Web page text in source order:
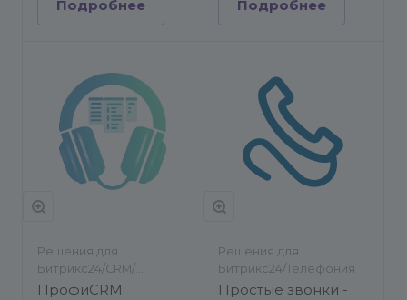
Подробнее Подробнее
Решения для
Битрикс24/CRM/
Телефония
ПрофиCRM:
Решения для
Битрикс24/Телефония
Простые звонки -